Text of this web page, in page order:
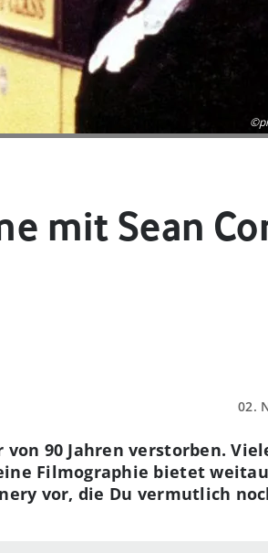
mit Sean
02.
90 Jahren verstorben.
Filmographie bietet
vor, die Du vermutlich